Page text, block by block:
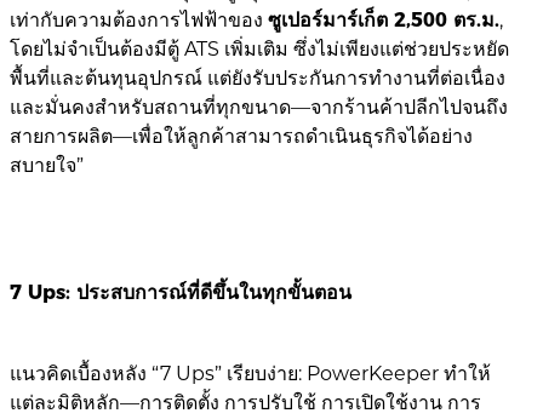
เท่ากับความต้องการไฟฟ้าของ ซูเปอร์มาร์เก็ต 2,500 ตร.ม.,
โดยไม่จำเป็นต้องมีตู้ ATS เพิ่มเติม ซึ่งไม่เพียงแต่ช่วยประหยัด
พื้นที่และต้นทุนอุปกรณ์ แต่ยังรับประกันการทำงานที่ต่อเนื่อง
และมั่นคงสำหรับสถานที่ทุกขนาด—จากร้านค้าปลีกไปจนถึง
สายการผลิต—เพื่อให้ลูกค้าสามารถดำเนินธุรกิจได้อย่าง
สบายใจ”
7 Ups: ประสบการณ์ที่ดีขึ้นในทุกขั้นตอน
แนวคิดเบื้องหลัง “7 Ups” เรียบง่าย: PowerKeeper ทำให้
แต่ละมิติหลัก—การติดตั้ง การปรับใช้ การเปิดใช้งาน การ